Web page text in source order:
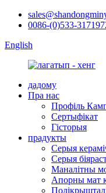
0086-(0)533-
English
дадому
Пра нас
Профіль
Сертыфікат
Гісторыя
прадукты
Серыя
Серыя
Маналітны
Апорны мат